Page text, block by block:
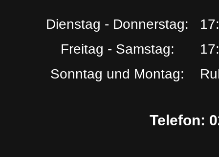
Dienstag - Donnerstag:
Freitag - Samstag:
Sonntag und Montag:
Telefon: